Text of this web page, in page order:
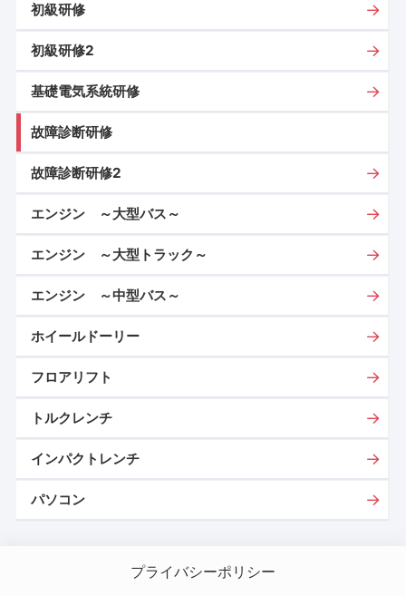
初級研修
初級研修2
基礎電気系統研修
故障診断研修
故障診断研修2
エンジン ～大型バス～
エンジン ～大型トラック～
エンジン ～中型バス～
ホイールドーリー
フロアリフト
トルクレンチ
インパクトレンチ
パソコン
プライバシーポリシー